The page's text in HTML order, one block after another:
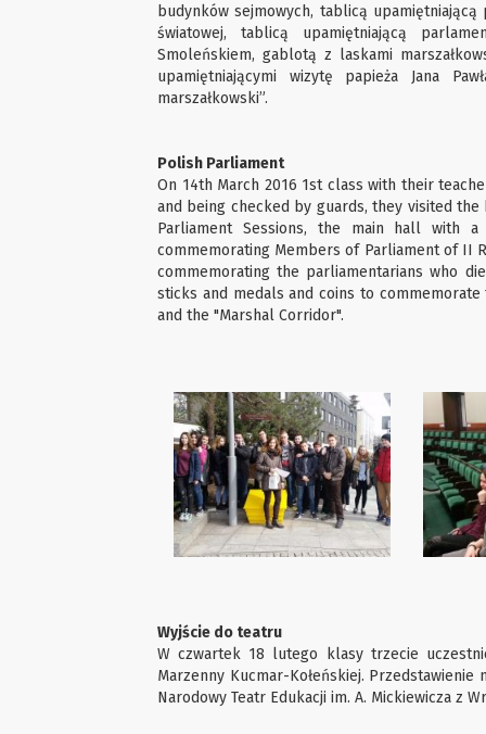
budynków sejmowych, tablicą
światowej, tablicą upamiętniającą
Smoleńskiem, gablotą z laskami
upamiętniającymi wizytę papieża Jana
marszałkowski”.
Polish Parliament
On 14th March 2016 1st class with their
and being checked by guards, they visited
Parliament Sessions, the main hall with
commemorating Members of Parliament of II
commemorating the parliamentarians who
sticks and medals and coins to
and the "Marshal Corridor".
Wyjście do teatru
W czwartek 18 lutego klasy trzecie
Marzenny Kucmar-Kołeńskiej.
Narodowy Teatr Edukacji im. A. Mickiewicza z